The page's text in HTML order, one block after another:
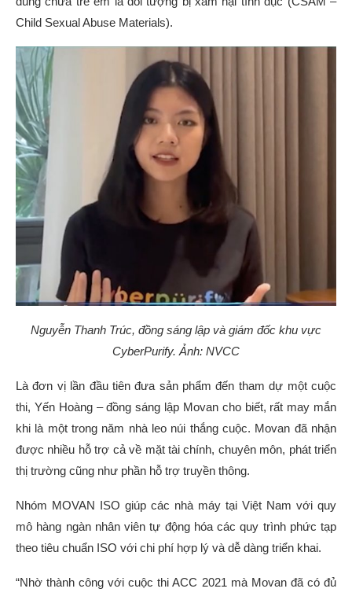
Child Sexual Abuse Materials).
Nguyễn Thanh Trúc, đồng sáng lập và giám đốc khu vực
CyberPurify. Ảnh: NVCC
Là đơn vị lần đầu tiên đưa sản phẩm đến tham dự một cuộc
thi, Yến Hoàng – đồng sáng lập Movan cho biết, rất may mắn
khi là một trong năm nhà leo núi thắng cuộc. Movan đã nhận
được nhiều hỗ trợ cả về mặt tài chính, chuyên môn, phát triển
thị trường cũng như phần hỗ trợ truyền thông.
Nhóm MOVAN ISO giúp các nhà máy tại Việt Nam với quy
mô hàng ngàn nhân viên tự động hóa các quy trình phức tạp
theo tiêu chuẩn ISO với chi phí hợp lý và dễ dàng triển khai.
“Nhờ thành công với cuộc thi ACC 2021 mà Movan đã có đủ